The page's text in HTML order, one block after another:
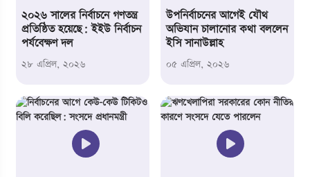
২০২৬ সালের নির্বাচনে গণতন্ত্র
প্রতিষ্ঠিত হয়েছে: ইইউ নির্বাচন
পর্যবেক্ষণ দল
২৮ এপ্রিল, ২০২৬
উপনির্বাচনের আগেই যৌথ
অভিযান চালানোর কথা বললেন
ইসি সানাউল্লাহ
০৫ এপ্রিল, ২০২৬